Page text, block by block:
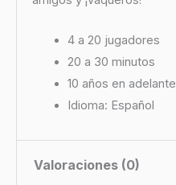
4 a 20 jugadores
20 a 30 minutos
10 años en adelante
Idioma: Español
Valoraciones (0)